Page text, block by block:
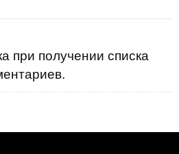
при получении списка